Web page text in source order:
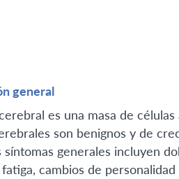
general
es una masa de
son benignos y de
síntomas generales incluyen
cambios de